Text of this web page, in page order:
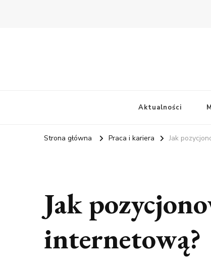
Aktualności
Strona główna Praca i kariera Jak
Jak
internetową?